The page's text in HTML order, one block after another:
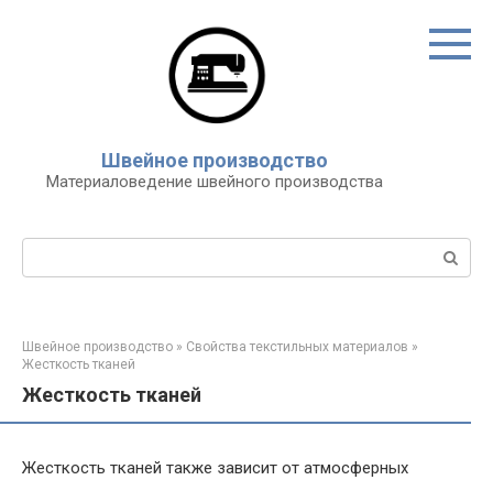
Швейное производство
Материаловедение швейного производства
Поиск:
Швейное производство » Свойства текстильных материалов »
Жесткость тканей
Жесткость тканей
Жесткость тканей также зависит от атмосферных